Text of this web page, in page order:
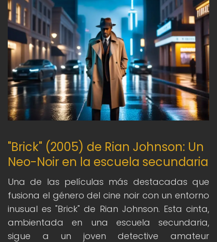
"Brick" (2005) de Rian Johnson: Un
Neo-Noir en la escuela secundaria
Una de las películas más destacadas que
fusiona el género del cine noir con un entorno
inusual es "Brick" de Rian Johnson. Esta cinta,
ambientada en una escuela secundaria,
sigue a un joven detective amateur